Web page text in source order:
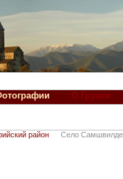
О Грузии
район Село Самшвилде